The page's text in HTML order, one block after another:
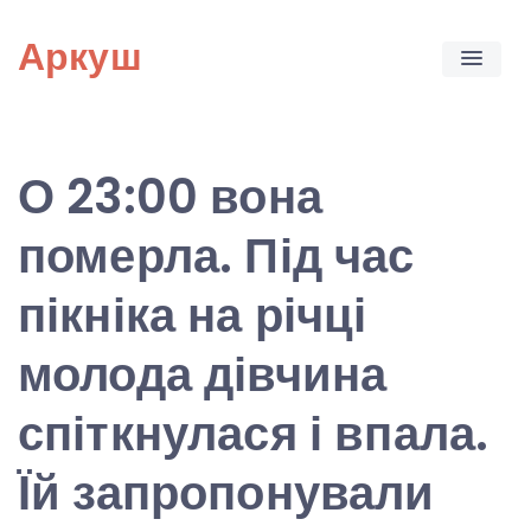
content
Аркуш
О 23:00 вона
померла. Під час
пікніка на річці
молода дівчина
спіткнулася і впала.
Їй запропонували